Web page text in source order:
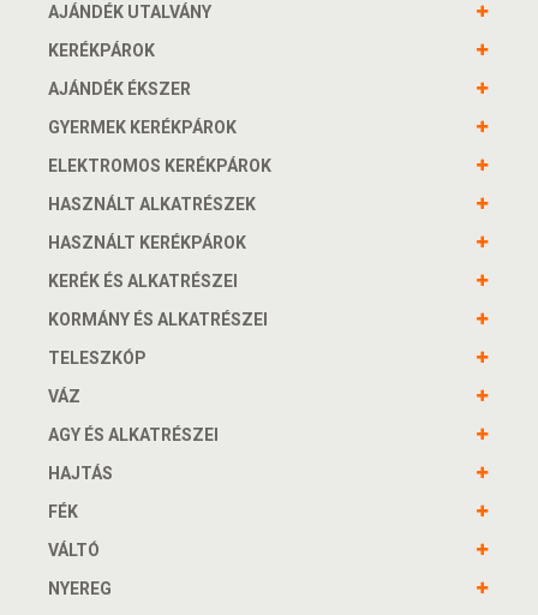
AJÁNDÉK UTALVÁNY
KERÉKPÁROK
AJÁNDÉK ÉKSZER
GYERMEK KERÉKPÁROK
ELEKTROMOS KERÉKPÁROK
HASZNÁLT ALKATRÉSZEK
HASZNÁLT KERÉKPÁROK
KERÉK ÉS ALKATRÉSZEI
KORMÁNY ÉS ALKATRÉSZEI
TELESZKÓP
VÁZ
AGY ÉS ALKATRÉSZEI
HAJTÁS
FÉK
VÁLTÓ
NYEREG